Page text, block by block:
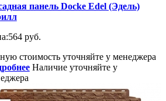
панель Docke Edel (Эдель)
564 руб.
стоимость уточняйте у менеджера
Наличие уточняйте у